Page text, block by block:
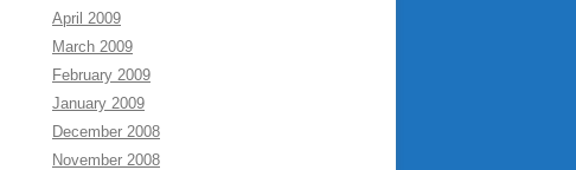
April 2009
March 2009
February 2009
January 2009
December 2008
November 2008